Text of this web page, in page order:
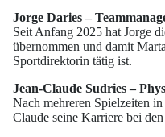
Jorge Daries –
Seit Anfang 2025 hat Jorge
übernommen und damit
Sportdirektorin tätig ist.
Jean-Claude Sudries –
Nach mehreren Spielzeiten
Claude seine Karriere bei